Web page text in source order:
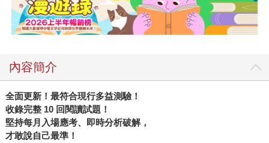
內容簡介
全面更新！最符合現行多益測驗！
收錄完整 10 回閱讀試題！
堅持每月入場應考、即時分析破解，
才敢說自己最準！